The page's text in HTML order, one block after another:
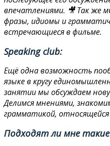
впечатлениями. 🎥 Так же
фразы, идиомы и
встречающиеся в фильме.
Speaking club:
Ещё одна возможность
языке в кругу
занятии мы обсуждаем
Делимся мнениями,
грамматикой,
Подходят ли мне